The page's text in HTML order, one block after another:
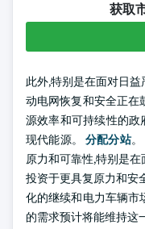
获取
此外,特别是在面对日
动电网恢复和安全正在
源效率和可持续性的
现代能源。 分配分站。
原力和可靠性,特别是
投资于更具复原力和安
化的继续和电力车辆市
的需求预计将能维持这